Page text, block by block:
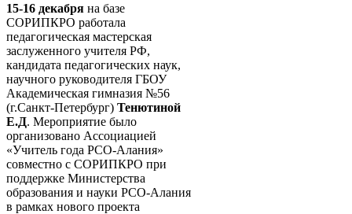
15-16 декабря на базе
СОРИПКРО работала
педагогическая мастерская
заслуженного учителя РФ,
кандидата педагогических наук,
научного руководителя ГБОУ
Академическая гимназия №56
(г.Санкт-Петербург) Тенютиной
Е.Д. Мероприятие было
организовано Ассоциацией
«Учитель года РСО-Алания»
совместно с СОРИПКРО при
поддержке Министерства
образования и науки РСО-Алания
в рамках нового проекта